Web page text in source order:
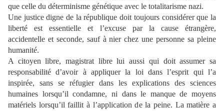
que celle du déterminisme génétique avec le totalitarisme nazi.
Une justice digne de la république doit toujours considérer que la
liberté est essentielle et l’excuse par la cause étrangère,
accidentelle et seconde, sauf à nier chez une personne sa pleine
humanité.
A citoyen libre, magistrat libre lui aussi qui doit assumer sa
responsabilité d’avoir à appliquer la loi dans l’esprit qui l’a
inspirée, sans se réfugier dans les explications des sciences
humaines lorsqu’il condamne, ni dans le manque de moyens
matériels lorsqu’il faillit à l’application de la peine. La matière a